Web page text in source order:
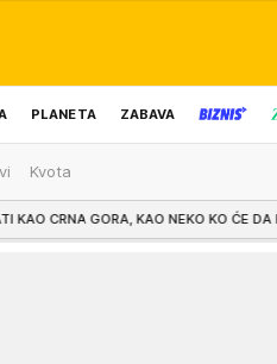
PLANETA ZABAVA
Kvota
NEKO KO ĆE DA KMEČI, TRAŽI